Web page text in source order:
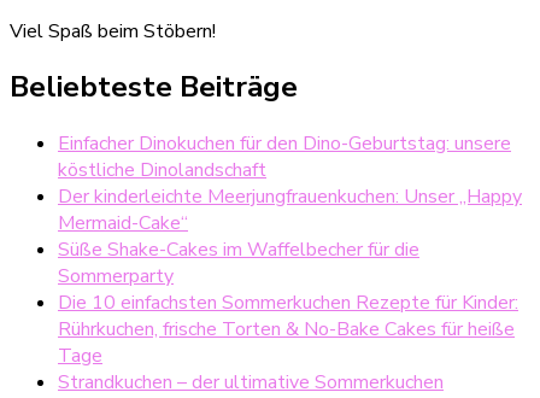
Viel Spaß beim Stöbern!
Beliebteste Beiträge
Einfacher Dinokuchen für den Dino-Geburtstag: unsere
köstliche Dinolandschaft
Der kinderleichte Meerjungfrauenkuchen: Unser „Happy
Mermaid-Cake“
Süße Shake-Cakes im Waffelbecher für die
Sommerparty
Die 10 einfachsten Sommerkuchen Rezepte für Kinder:
Rührkuchen, frische Torten & No-Bake Cakes für heiße
Tage
Strandkuchen – der ultimative Sommerkuchen